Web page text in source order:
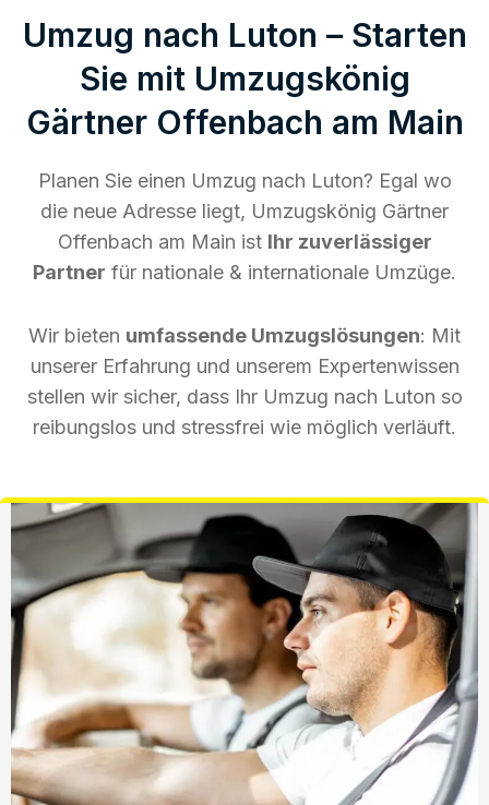
Umzug nach Luton – Starten
Sie mit Umzugskönig
Gärtner Offenbach am Main
Planen Sie einen Umzug nach Luton? Egal wo
die neue Adresse liegt, Umzugskönig Gärtner
Offenbach am Main ist Ihr zuverlässiger
Partner für nationale & internationale Umzüge.
Wir bieten umfassende Umzugslösungen: Mit
unserer Erfahrung und unserem Expertenwissen
stellen wir sicher, dass Ihr Umzug nach Luton so
reibungslos und stressfrei wie möglich verläuft.